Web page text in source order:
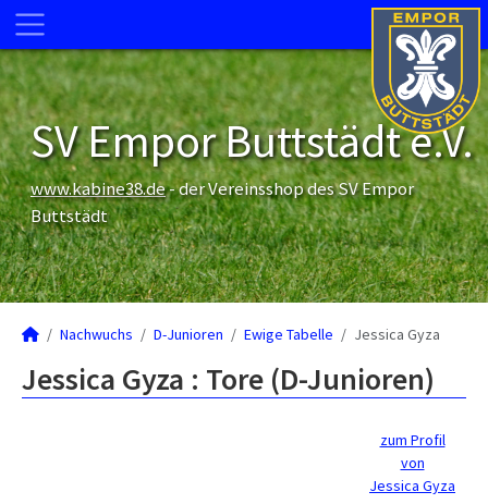
SV Empor Buttstädt e.V.
www.kabine38.de- der Vereinsshop des SV Empor
Buttstädt
Nachwuchs D-Junioren Ewige Tabelle Jessica Gyza
Jessica Gyza : Tore (D-Junioren)
zum Profil
von
Jessica Gyza